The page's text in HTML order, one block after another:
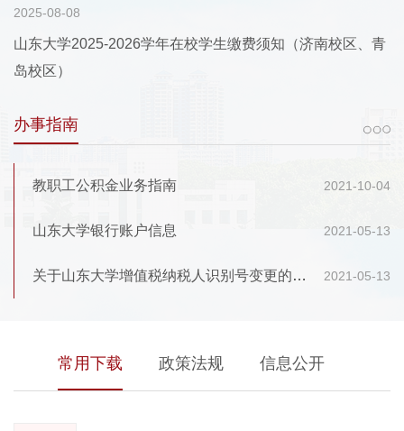
2025-08-08
山东大学2025-2026学年在校学生缴费须知（济南校区、青
岛校区）
办事指南
教职工公积金业务指南 2021-10-04
山东大学银行账户信息 2021-05-13
关于山东大学增值税纳税人识别号变更的通知 2021-05-13
常用下载 政策法规 信息公开